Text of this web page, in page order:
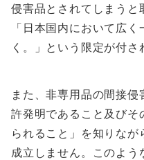
侵害品とされてしまう
「日本国内において広
く。」という限定が付さ
また、非専用品の間接
許発明であること及びそ
られること」を知りなが
成立しません。このよう